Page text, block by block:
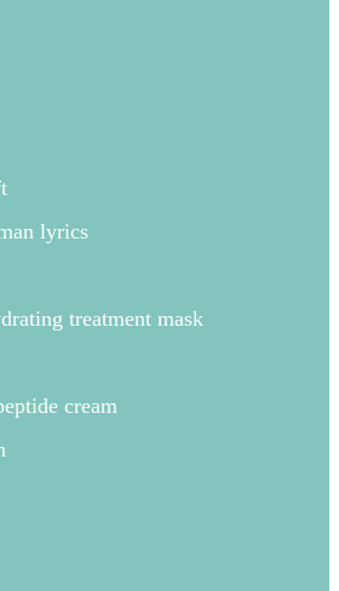
lyrics
treatment mask
cream